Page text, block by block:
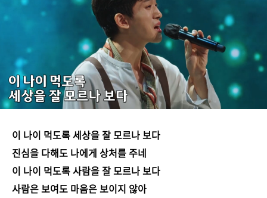
이 나이 먹도록 세상을 잘 모르나 보다
진심을 다해도 나에게 상처를 주네
이 나이 먹도록 사람을 잘 모르나 보다
사람은 보여도 마음은 보이지 않아